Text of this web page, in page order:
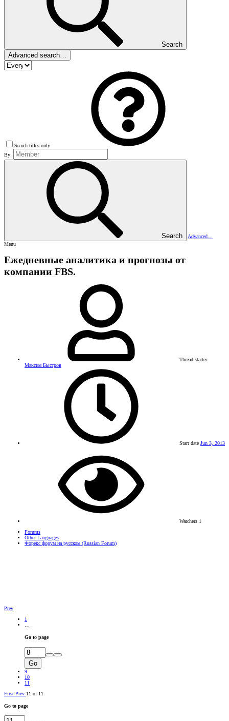
Search
Advanced search…
Search titles only
By:
Search
Advanced…
Menu
Ежедневные аналитика и прогнозы от
компании FBS.
Thread starter
Максим Быстров
Start date Jun 3, 2013
Watchers 1
Forums
Other Languages
Форекс форум на русском (Russian Forum)
Prev
1
Go to page
Go
9
10
11
First Prev 11 of 11
Go to page